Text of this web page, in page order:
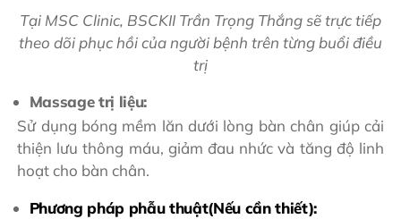
Tại MSC Clinic, BSCKII Trần Trọng Thắng sẽ trực tiếp
theo dõi phục hồi của người bệnh trên từng buổi điều
trị
Massage trị liệu:
Sử dụng bóng mềm lăn dưới lòng bàn chân giúp cải
thiện lưu thông máu, giảm đau nhức và tăng độ linh
hoạt cho bàn chân.
Phương pháp phẫu thuật(Nếu cần thiết):